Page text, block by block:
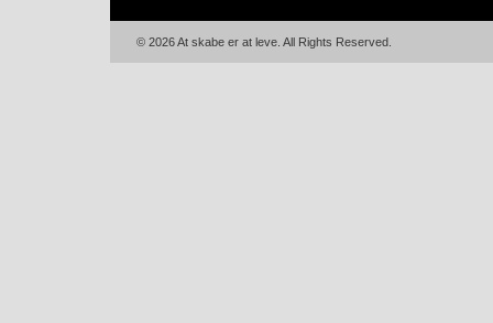
© 2026 At skabe er at leve. All Rights Reserved.